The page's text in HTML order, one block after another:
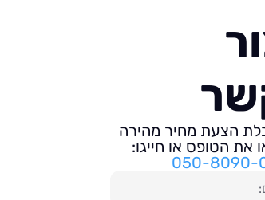
הצעת מחיר מהירה
את הטופס או חייגו:
050-8090-